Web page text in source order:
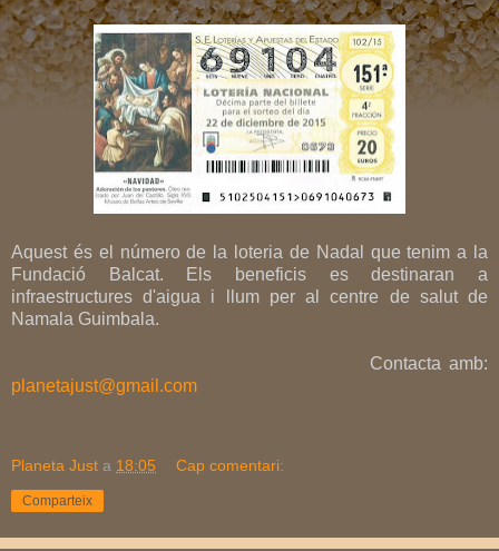
Aquest és el número de la loteria de Nadal que tenim a la
Fundació Balcat. Els beneficis es destinaran a
infraestructures d'aigua i llum per al centre de salut de
Namala Guimbala.
Contacta amb:
planetajust@gmail.com
Planeta Just a 18:05 Cap comentari:
Comparteix